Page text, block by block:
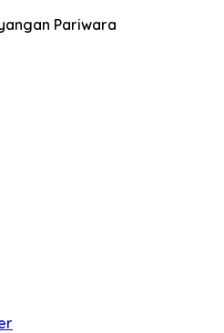
Pariwara